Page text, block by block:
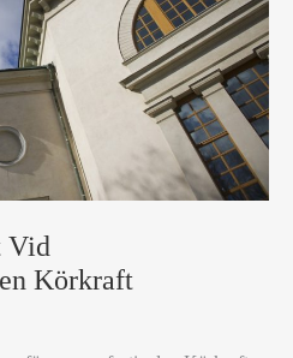
Vid
Körkraft